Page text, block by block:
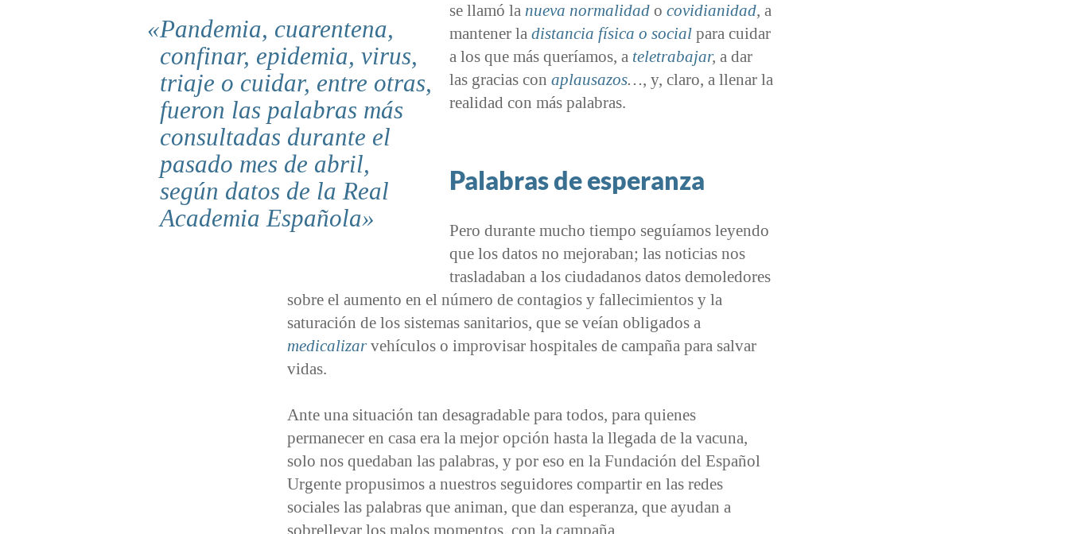
Pandemia, cuarentena,
confinar, epidemia, virus,
triaje o cuidar, entre otras,
fueron las palabras más
consultadas durante el
pasado mes de abril,
según datos de la Real
Academia Española
se llamó la nueva normalidad o covidianidad, a
mantener la distancia física o social para cuidar
a los que más queríamos, a teletrabajar, a dar
las gracias con aplausazos…, y, claro, a llenar la
realidad con más palabras.
Palabras de esperanza
Pero durante mucho tiempo seguíamos leyendo
que los datos no mejoraban; las noticias nos
trasladaban a los ciudadanos datos demoledores
sobre el aumento en el número de contagios y fallecimientos y la
saturación de los sistemas sanitarios, que se veían obligados a
medicalizarvehículos o improvisar hospitales de campaña para salvar
vidas.
Ante una situación tan desagradable para todos, para quienes
permanecer en casa era la mejor opción hasta la llegada de la vacuna,
solo nos quedaban las palabras, y por eso en la Fundación del Español
Urgente propusimos a nuestros seguidores compartir en las redes
sociales las palabras que animan, que dan esperanza, que ayudan a
sobrellevar los malos momentos, con la campaña